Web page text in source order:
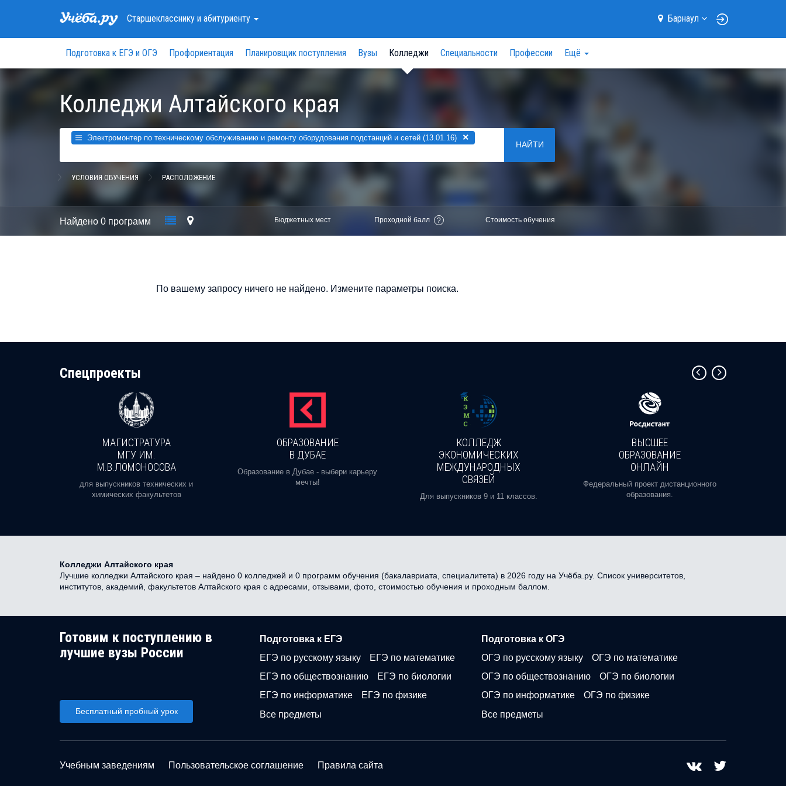
Старшеклассникуи абитуриенту Барнаул
Подготовка к ЕГЭ и ОГЭ Профориентация Планировщик поступления Вузы Колледжи Специальности Профессии Ещё
Колледжи Алтайского края
Электромонтер по техническому обслуживанию и ремонту оборудования подстанций и сетей (13.01.16) ×
НАЙТИ
УСЛОВИЯ ОБУЧЕНИЯ РАСПОЛОЖЕНИЕ
Найдено 0 программ Бюджетных мест Проходной балл ? Стоимость обучения
По вашему запросу ничего не найдено. Измените параметры поиска.
Cпецпроекты
МАГИСТРАТУРА
МГУ ИМ.
М.В.ЛОМОНОСОВА
для выпускников технических и
химических факультетов
ОБРАЗОВАНИЕ
В ДУБАЕ
Образование в Дубае - выбери карьеру
мечты!
КОЛЛЕДЖ
ЭКОНОМИЧЕСКИХ
МЕЖДУНАРОДНЫХ
СВЯЗЕЙ
Для выпускников 9 и 11 классов.
ВЫСШЕЕ
ОБРАЗОВАНИЕ
ОНЛАЙН
Федеральный проект дистанционного
образования.
Колледжи Алтайского края
Лучшие колледжи Алтайского края – найдено 0 колледжей и 0 программ обучения (бакалавриата, специалитета) в 2026 году на Учёба.ру. Список университетов,
институтов, академий, факультетов Алтайского края с адресами, отзывами, фото, стоимостью обучения и проходным баллом.
Готовим к поступлению в
лучшие вузы России
Бесплатный пробный урок
Подготовка к ЕГЭ
ЕГЭ по русскому языку
ЕГЭ по математике
ЕГЭ по обществознанию
ЕГЭ по биологии
ЕГЭ по информатике
ЕГЭ по физике
Все предметы
Подготовка к ОГЭ
ОГЭ по русскому языку
ОГЭ по математике
ОГЭ по обществознанию
ОГЭ по биологии
ОГЭ по информатике
ОГЭ по физике
Все предметы
Учебным заведениям Пользовательское соглашение Правила сайта